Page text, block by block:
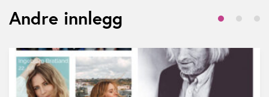
f
o
r
f
t
a
Andre innlegg